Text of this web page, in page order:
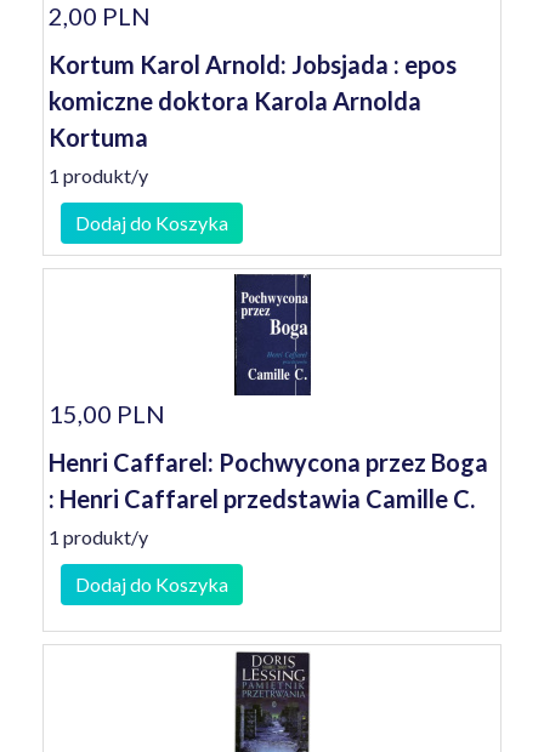
2,00 PLN
Kortum Karol Arnold: Jobsjada : epos
komiczne doktora Karola Arnolda
Kortuma
1 produkt/y
Dodaj do Koszyka
15,00 PLN
Henri Caffarel: Pochwycona przez Boga
: Henri Caffarel przedstawia Camille C.
1 produkt/y
Dodaj do Koszyka